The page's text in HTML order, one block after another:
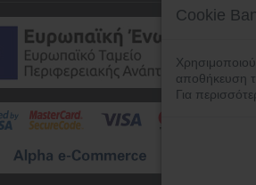
Cookie
αποθήκευση
Για